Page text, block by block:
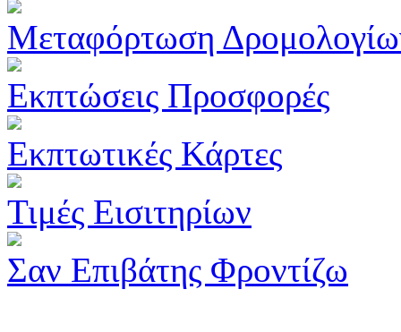
Μεταφόρτωση
Εκπτώσεις Προσφορές
Εκπτωτικές Κάρτες
Τιμές Εισιτηρίων
Σαν Επιβάτης Φροντίζω